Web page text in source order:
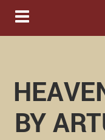
Navigation ein-/
BY